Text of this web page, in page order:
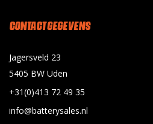
CONTACT GEGEVENS
Jagersveld 23
5405 BW Uden
+31(0)413 72 49 35
info@batterysales.nl